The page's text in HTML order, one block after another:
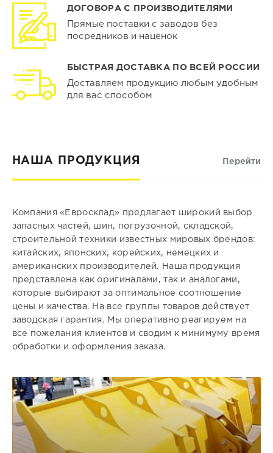
ДОГОВОРА С ПРОИЗВОДИТЕЛЯМИ
Прямые поставки с заводов без
посредников и наценок
БЫСТРАЯ ДОСТАВКА ПО ВСЕЙ РОССИИ
Доставляем продукцию любым удобным
для вас способом
НАША ПРОДУКЦИЯ Перейти
Компания «Евросклад» предлагает широкий выбор
запасных частей, шин, погрузочной, складской,
строительной техники известных мировых брендов:
китайских, японских, корейских, немецких и
американских производителей. Наша продукция
представлена как оригиналами, так и аналогами,
которые выбирают за оптимальное соотношение
цены и качества. На все группы товаров действует
заводская гарантия. Мы оперативно реагируем на
все пожелания клиентов и сводим к минимуму время
обработки и оформления заказа.